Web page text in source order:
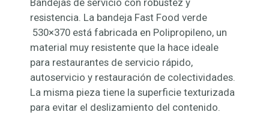
resistencia. La bandeja Fast Food verde
530×370 está fabricada en Polipropileno, un
material muy resistente que la hace ideale
para restaurantes de servicio rápido,
autoservicio y restauración de colectividades.
La misma pieza tiene la superficie texturizada
para evitar el deslizamiento del contenido.